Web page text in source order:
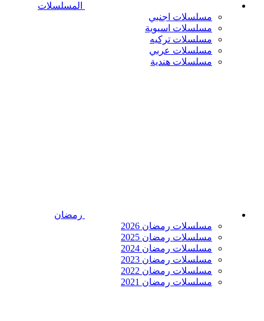
المسلسلات
مسلسلات اجنبي
مسلسلات اسيوية
مسلسلات تركيه
مسلسلات عربي
مسلسلات هندية
رمضان
مسلسلات رمضان 2026
مسلسلات رمضان 2025
مسلسلات رمضان 2024
مسلسلات رمضان 2023
مسلسلات رمضان 2022
مسلسلات رمضان 2021